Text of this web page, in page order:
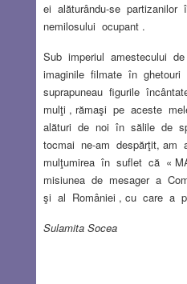
ei alăturându-se
nemilosului ocupant .
Sub imperiul amestecului
imaginile filmate în
suprapuneau figurile
mulţi , rămaşi pe aceste
alături de noi în sălile de
tocmai ne-am despărţit, am
mulţumirea în suflet că «
misiunea de mesager a
şi al României , cu care a
Sulamita Socea